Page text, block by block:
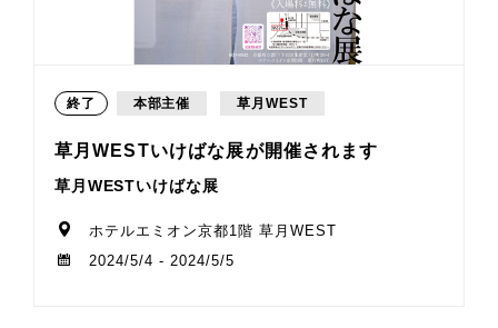
終了 本部主催 草月WEST
草月WESTいけばな展が開催されます
草月WESTいけばな展
ホテルエミオン京都1階 草月WEST
2024/5/4 - 2024/5/5